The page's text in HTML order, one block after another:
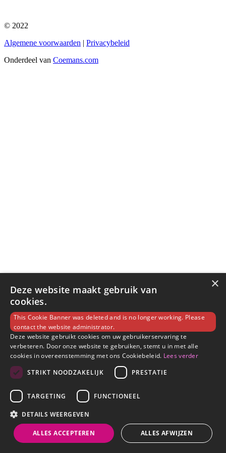
© 2022
Algemene voorwaarden | Privacybeleid
Onderdeel van Coemans.com
×
Deze website maakt gebruik van
cookies.
This Cookie Banner was deleted and is no longer working. Please
contact the website administrator.
Deze website gebruikt cookies om uw gebruikerservaring te
verbeteren. Door onze website te gebruiken, stemt u in met alle
cookies in overeenstemming met ons Cookiebeleid. Lees verder
STRIKT NOODZAKELIJK
PRESTATIE
TARGETING FUNCTIONEEL
DETAILS WEERGEVEN
ALLES ACCEPTEREN ALLES AFWIJZEN